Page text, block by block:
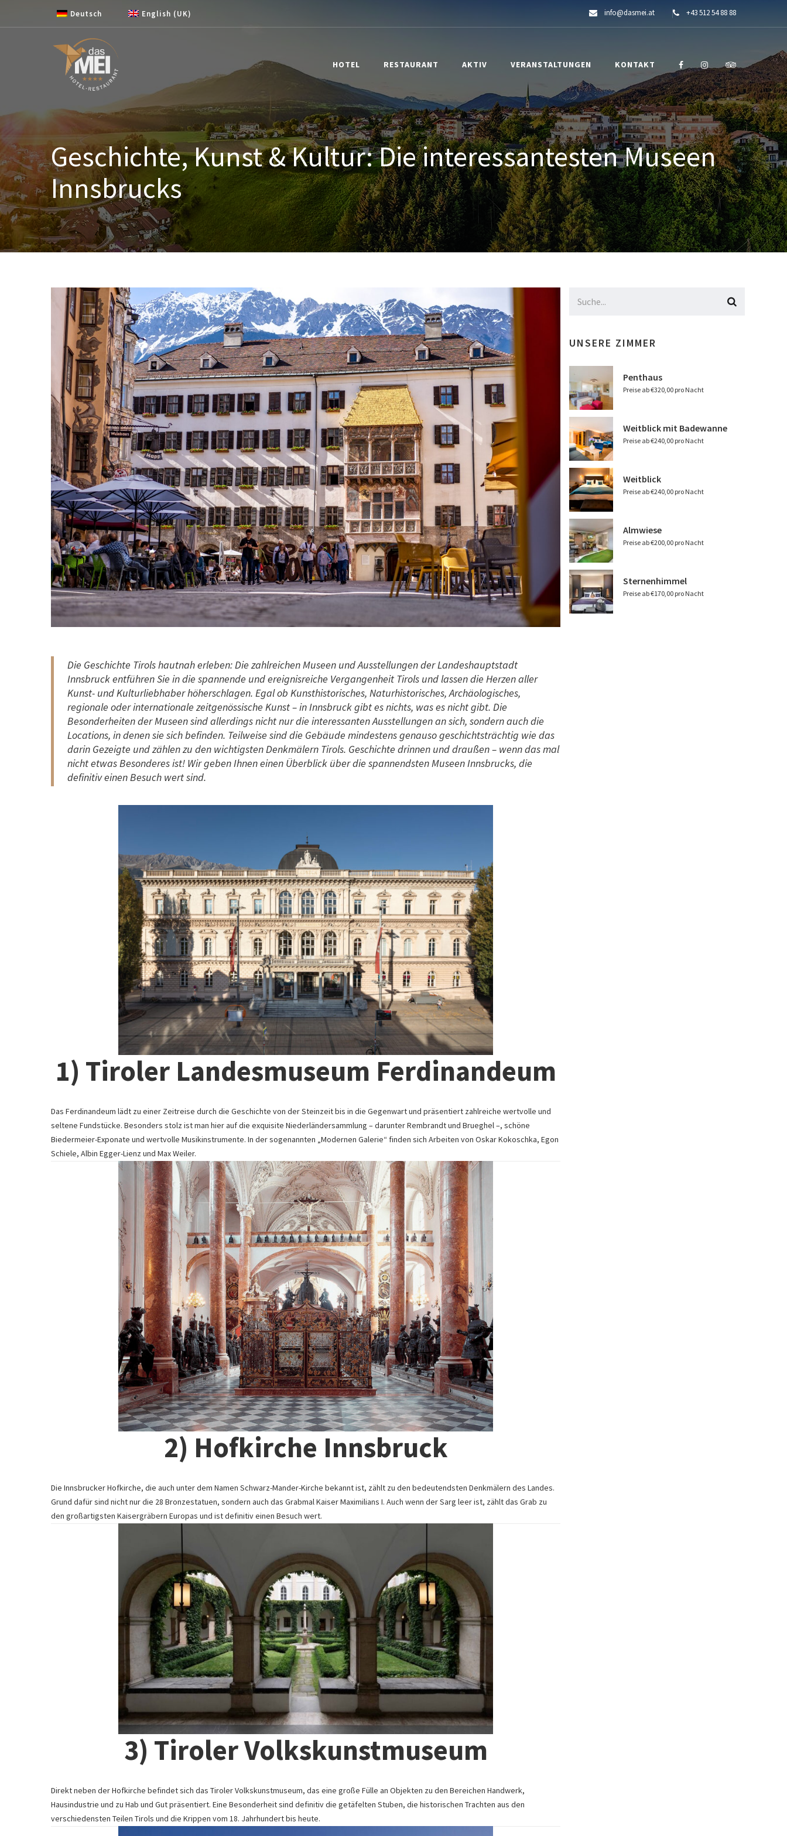
Deutsch English (UK) info@dasmei.at +43 512 54 88 88
HOTEL RESTAURANT AKTIV VERANSTALTUNGEN KONTAKT
Geschichte, Kunst & Kultur: Die interessantesten Museen
Innsbrucks
Die Geschichte Tirols hautnah erleben: Die zahlreichen Museen und Ausstellungen der Landeshauptstadt
Innsbruck entführen Sie in die spannende und ereignisreiche Vergangenheit Tirols und lassen die Herzen aller
Kunst- und Kulturliebhaber höherschlagen. Egal ob Kunsthistorisches, Naturhistorisches, Archäologisches,
regionale oder internationale zeitgenössische Kunst – in Innsbruck gibt es nichts, was es nicht gibt. Die
Besonderheiten der Museen sind allerdings nicht nur die interessanten Ausstellungen an sich, sondern auch die
Locations, in denen sie sich befinden. Teilweise sind die Gebäude mindestens genauso geschichtsträchtig wie das
darin Gezeigte und zählen zu den wichtigsten Denkmälern Tirols. Geschichte drinnen und draußen – wenn das mal
nicht etwas Besonderes ist! Wir geben Ihnen einen Überblick über die spannendsten Museen Innsbrucks, die
definitiv einen Besuch wert sind.
1) Tiroler Landesmuseum Ferdinandeum
Das Ferdinandeum lädt zu einer Zeitreise durch die Geschichte von der Steinzeit bis in die Gegenwart und präsentiert zahlreiche wertvolle und
seltene Fundstücke. Besonders stolz ist man hier auf die exquisite Niederländersammlung – darunter Rembrandt und Brueghel –, schöne
Biedermeier-Exponate und wertvolle Musikinstrumente. In der sogenannten „Modernen Galerie“ finden sich Arbeiten von Oskar Kokoschka, Egon
Schiele, Albin Egger-Lienz und Max Weiler.
2) Hofkirche Innsbruck
Die Innsbrucker Hofkirche, die auch unter dem Namen Schwarz-Mander-Kirche bekannt ist, zählt zu den bedeutendsten Denkmälern des Landes.
Grund dafür sind nicht nur die 28 Bronzestatuen, sondern auch das Grabmal Kaiser Maximilians I. Auch wenn der Sarg leer ist, zählt das Grab zu
den großartigsten Kaisergräbern Europas und ist definitiv einen Besuch wert.
3) Tiroler Volkskunstmuseum
Direkt neben der Hofkirche befindet sich das Tiroler Volkskunstmuseum, das eine große Fülle an Objekten zu den Bereichen Handwerk,
Hausindustrie und zu Hab und Gut präsentiert. Eine Besonderheit sind definitiv die getäfelten Stuben, die historischen Trachten aus den
verschiedensten Teilen Tirols und die Krippen vom 18. Jahrhundert bis heute.
UNSERE ZIMMER
Penthaus
Preise ab €320,00 pro Nacht
Weitblick mit Badewanne
Preise ab €240,00 pro Nacht
Weitblick
Preise ab €240,00 pro Nacht
Almwiese
Preise ab €200,00 pro Nacht
Sternenhimmel
Preise ab €170,00 pro Nacht